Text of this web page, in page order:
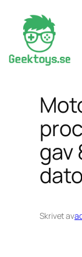
Hoppa
innehåll
gav
Skrivet av